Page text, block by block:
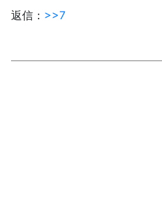
返信： >>7